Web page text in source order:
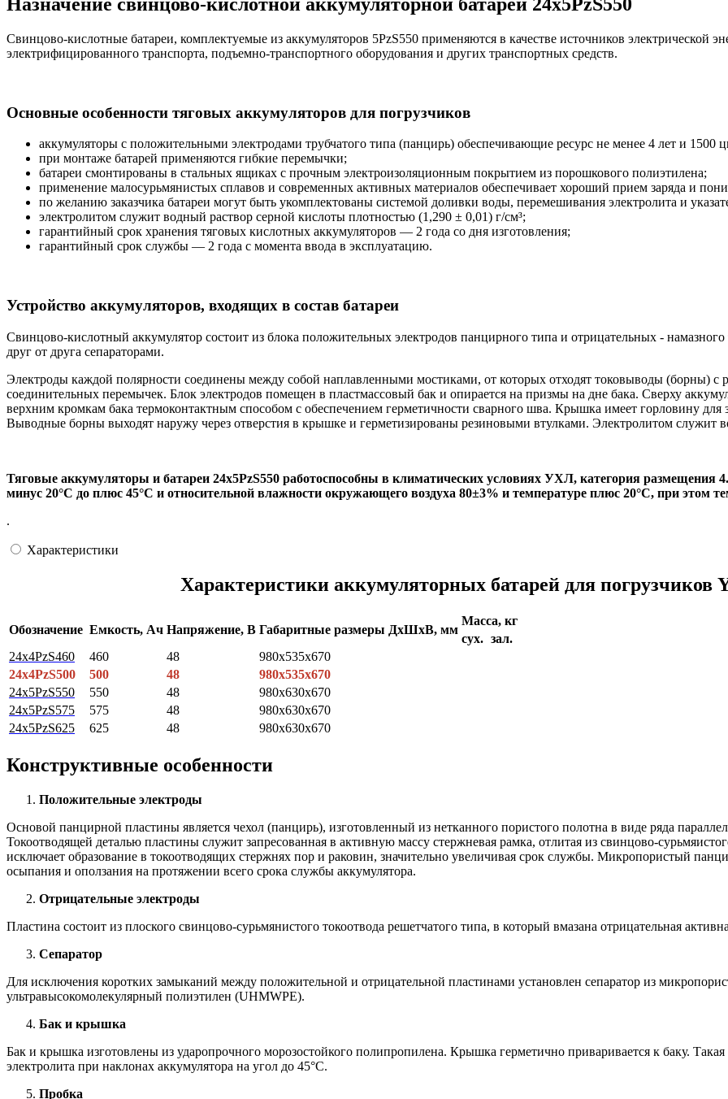
Свинцово-кислотные батареи, комплектуемые из аккумуляторов 5PzS550 применяются в качестве источников электрической
электрифицированного транспорта, подъемно-транспортного оборудования и других транспортных средств.
Основные особенности тяговых аккумуляторов для погрузчиков
аккумуляторы с положительными электродами трубчатого типа (панцирь) обеспечивающие ресурс не менее 4 лет и 1500
при монтаже батарей применяются гибкие перемычки;
батареи смонтированы в стальных ящиках с прочным электроизоляционным покрытием из порошкового полиэтилена;
применение малосурьмянистых сплавов и современных активных материалов обеспечивает хороший прием заряда и
по желанию заказчика батареи могут быть укомплектованы системой доливки воды, перемешивания электролита и
электролитом служит водный раствор серной кислоты плотностью (1,290 ± 0,01) г/см³;
гарантийный срок хранения тяговых кислотных аккумуляторов — 2 года со дня изготовления;
гарантийный срок службы — 2 года с момента ввода в эксплуатацию.
Устройство аккумуляторов, входящих в состав батареи
Свинцово-кислотный аккумулятор состоит из блока положительных электродов панцирного типа и отрицательных -
друг от друга сепараторами.
Электроды каждой полярности соединены между собой наплавленными мостиками, от которых отходят токовыводы (борны) с
соединительных перемычек. Блок электродов помещен в пластмассовый бак и опирается на призмы на дне бака. Сверху
верхним кромкам бака термоконтактным способом с обеспечением герметичности сварного шва. Крышка имеет горловину для
Выводные борны выходят наружу через отверстия в крышке и герметизированы резиновыми втулками. Электролитом служит
Тяговые аккумуляторы и батареи 24х5PzS550 работоспособны в климатических условиях УХЛ, категория
минус 20°С до плюс 45°С и относительной влажности окружающего воздуха 80±3% и температуре плюс 20°С, при этом
.
Характеристики
Характеристики аккумуляторных батарей для погрузчиков
Обозначение Емкость, Ач Напряжение, В Габаритные размеры ДхШхВ, мм
Масса, кг
сух. зал.
24х4РzS460
460 48
980x535x670
24х4РzS500
500 48
980x535x670
24х5РzS550
550 48
980x630x670
24х5РzS575
575 48
980x630x670
24х5РzS625
625 48 980x630x670
Конструктивные особенности
Положительные электроды
Основой панцирной пластины является чехол (панцирь), изготовленный из нетканного пористого полотна в виде ряда
Токоотводящей деталью пластины служит запресованная в активную массу стержневая рамка, отлитая из свинцово-
исключает образование в токоотводящих стержнях пор и раковин, значительно увеличивая срок службы. Микропористый
осыпания и оползания на протяжении всего срока службы аккумулятора.
Отрицательные электроды
Пластина состоит из плоского свинцово-сурьмянистого токоотвода решетчатого типа, в который вмазана отрицательная
Сепаратор
Для исключения коротких замыканий между положительной и отрицательной пластинами установлен сепаратор из
ультравысокомолекулярный полиэтилен (UHMWPE).
Бак и крышка
Бак и крышка изготовлены из ударопрочного морозостойкого полипропилена. Крышка герметично приваривается к баку.
электролита при наклонах аккумулятора на угол до 45°С.
Пробка